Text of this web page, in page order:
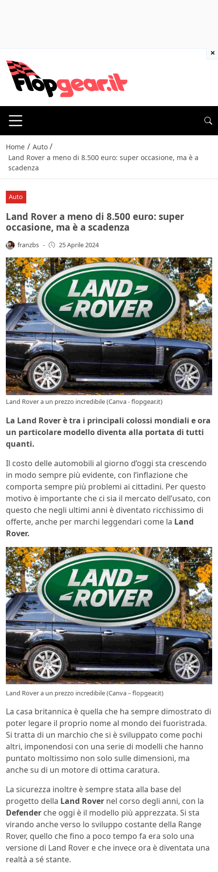
Home / Auto /
Land Rover a meno di 8.500 euro: super occasione, ma è a
scadenza
Auto
Land Rover a meno di 8.500 euro: super
occasione, ma è a scadenza
franzbs - 25 Aprile 2024
Land Rover a un prezzo incredibile (Canva - flopgear.it)
La Land Rover è tra i principali colossi mondiali e ora
un particolare modello diventa alla portata di tutti
quanti.
Il costo delle automobili al giorno d’oggi sta crescendo
in modo sempre più evidente, con l’inflazione che
comporta sempre più problemi ai cittadini. Per questo
motivo è importante che ci sia il mercato dell’usato, con
questo che negli ultimi anni è diventato ricchissimo di
offerte, anche per marchi leggendari come la Land
Rover.
Land Rover a un prezzo incredibile (Canva – flopgear.it)
La casa britannica è quella che ha sempre dimostrato di
poter legare il proprio nome al mondo dei fuoristrada.
Si tratta di un marchio che si è sviluppato come pochi
altri, imponendosi con una serie di modelli che hanno
puntato moltissimo non solo sulle dimensioni, ma
anche su di un motore di ottima caratura.
La sicurezza inoltre è sempre stata alla base del
progetto della Land Rover nel corso degli anni, con la
Defender che oggi è il modello più apprezzata. Si sta
virando anche verso lo sviluppo costante della Range
Rover, quello che fino a poco tempo fa era solo una
versione di Land Rover e che invece ora è diventata una
realtà a sé stante.
×